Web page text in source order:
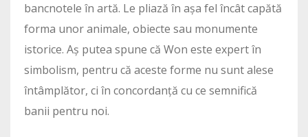
bancnotele în artă. Le pliază în așa fel încât capătă
forma unor animale, obiecte sau monumente
istorice. Aș putea spune că Won este expert în
simbolism, pentru că aceste forme nu sunt alese
întâmplător, ci în concordanță cu ce semnifică
banii pentru noi.